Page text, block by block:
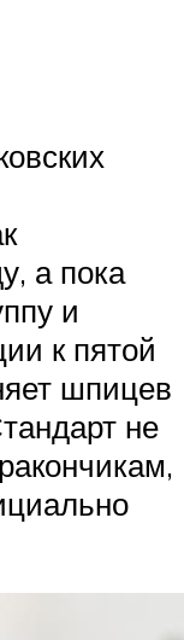
а пока
и
к пятой
шпицев
не